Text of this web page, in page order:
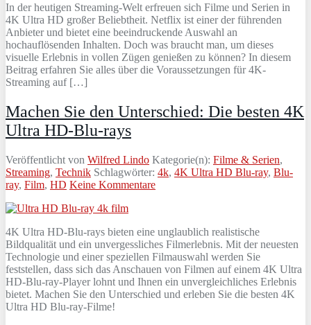
In der heutigen Streaming-Welt erfreuen sich Filme und Serien in
4K Ultra HD großer Beliebtheit. Netflix ist einer der führenden
Anbieter und bietet eine beeindruckende Auswahl an
hochauflösenden Inhalten. Doch was braucht man, um dieses
visuelle Erlebnis in vollen Zügen genießen zu können? In diesem
Beitrag erfahren Sie alles über die Voraussetzungen für 4K-
Streaming auf […]
Machen Sie den Unterschied: Die besten 4K
Ultra HD-Blu-rays
Veröffentlicht von Wilfred Lindo Kategorie(n): Filme & Serien,
Streaming, Technik Schlagwörter: 4k, 4K Ultra HD Blu-ray, Blu-
ray, Film, HD Keine Kommentare
4K Ultra HD-Blu-rays bieten eine unglaublich realistische
Bildqualität und ein unvergessliches Filmerlebnis. Mit der neuesten
Technologie und einer speziellen Filmauswahl werden Sie
feststellen, dass sich das Anschauen von Filmen auf einem 4K Ultra
HD-Blu-ray-Player lohnt und Ihnen ein unvergleichliches Erlebnis
bietet. Machen Sie den Unterschied und erleben Sie die besten 4K
Ultra HD Blu-ray-Filme!